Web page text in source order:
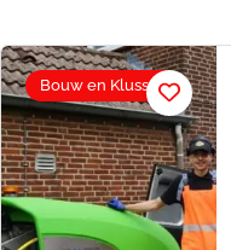
Bouw en Klussen